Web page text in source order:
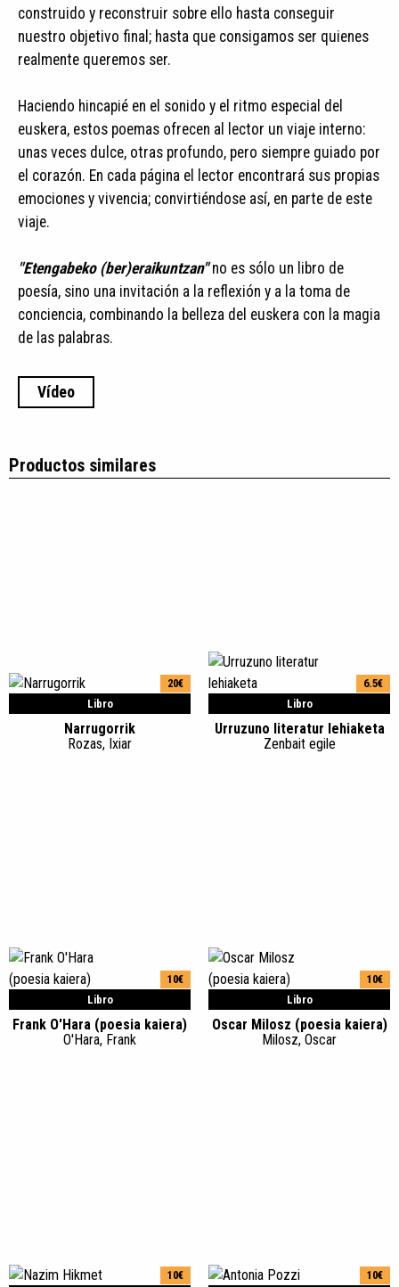
construido y reconstruir sobre ello hasta conseguir
nuestro objetivo final; hasta que consigamos ser quienes
realmente queremos ser.
Haciendo hincapié en el sonido y el ritmo especial del
euskera, estos poemas ofrecen al lector un viaje interno:
unas veces dulce, otras profundo, pero siempre guiado por
el corazón. En cada página el lector encontrará sus propias
emociones y vivencia; convirtiéndose así, en parte de este
viaje.
"Etengabeko (ber)eraikuntzan" no es sólo un libro de
poesía, sino una invitación a la reflexión y a la toma de
conciencia, combinando la belleza del euskera con la magia
de las palabras.
Vídeo
Productos similares
Libro
20€
Narrugorrik
Rozas, Ixiar
Libro
6.5€
Urruzuno literatur lehiaketa
Zenbait egile
Libro
10€
Frank O'Hara (poesia kaiera)
O'Hara, Frank
Libro
10€
Oscar Milosz (poesia kaiera)
Milosz, Oscar
10€ 10€